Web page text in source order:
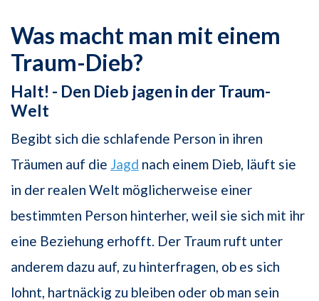
Was macht man mit einem
Traum-Dieb?
Halt! - Den Dieb jagen in der Traum-
Welt
Begibt sich die schlafende Person in ihren
Träumen auf die Jagd nach einem Dieb, läuft sie
in der realen Welt möglicherweise einer
bestimmten Person hinterher, weil sie sich mit ihr
eine Beziehung erhofft. Der Traum ruft unter
anderem dazu auf, zu hinterfragen, ob es sich
lohnt, hartnäckig zu bleiben oder ob man sein